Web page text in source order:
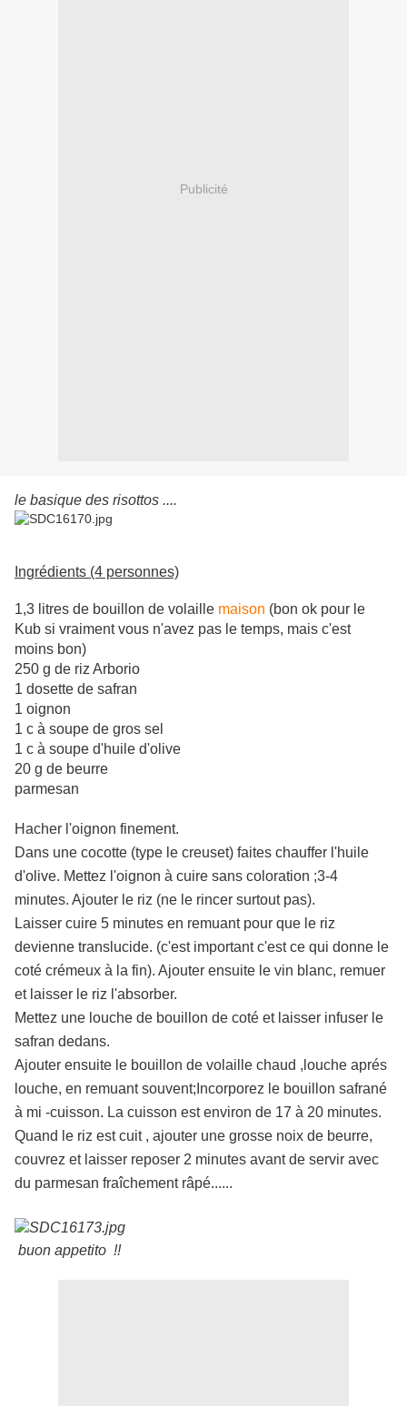
Publicité
le basique des risottos ....
Ingrédients (4 personnes)
1,3 litres de bouillon de volaille maison (bon ok pour le
Kub si vraiment vous n'avez pas le temps, mais c'est
moins bon)
250 g de riz Arborio
1 dosette de safran
1 oignon
1 c à soupe de gros sel
1 c à soupe d'huile d'olive
20 g de beurre
parmesan
Hacher l'oignon finement.
Dans une cocotte (type le creuset) faites chauffer l'huile
d'olive. Mettez l'oignon à cuire sans coloration ;3-4
minutes. Ajouter le riz (ne le rincer surtout pas).
Laisser cuire 5 minutes en remuant pour que le riz
devienne translucide. (c'est important c'est ce qui donne le
coté crémeux à la fin). Ajouter ensuite le vin blanc, remuer
et laisser le riz l'absorber.
Mettez une louche de bouillon de coté et laisser infuser le
safran dedans.
Ajouter ensuite le bouillon de volaille chaud ,louche aprés
louche, en remuant souvent;Incorporez le bouillon safrané
à mi -cuisson. La cuisson est environ de 17 à 20 minutes.
Quand le riz est cuit , ajouter une grosse noix de beurre,
couvrez et laisser reposer 2 minutes avant de servir avec
du parmesan fraîchement râpé......
buon appetito !!